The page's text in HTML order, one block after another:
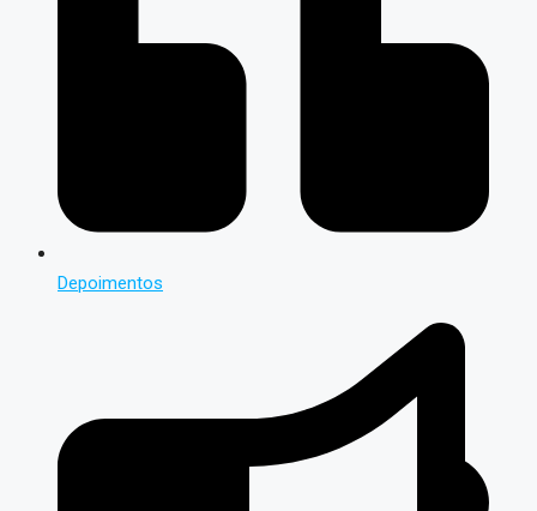
Depoimentos